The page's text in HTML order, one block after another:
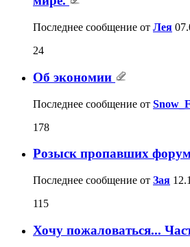
Последнее сообщение от Лея
24
Об экономии
Последнее сообщение от
178
Розыск пропавших
Последнее сообщение от Зая
115
Хочу пожаловаться...